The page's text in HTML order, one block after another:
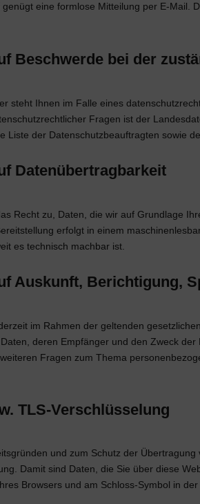
eine formlose Mitteilung per E-Mail.
Beschwerde bei der
steht Ihnen im Falle eines
Fragen ist der
Liste der Datenschutzbeauftragten sowie
Datenübertragbarkeit
Recht zu, Daten, die wir auf Grundlage
erfolgt in einem
es technisch machbar ist.
Auskunft, Berichtigung,
im Rahmen der geltenden
deren Empfänger und den Zweck
Fragen zum Thema
TLS-Verschlüsselung
und zum Schutz der
Damit sind Daten, die Sie über diese
Browsers und am Schloss-Symbol in der